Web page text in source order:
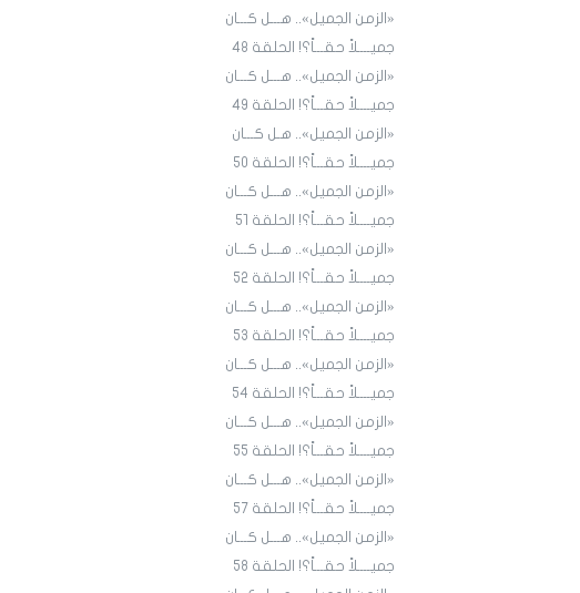
«الزمن الجميل».. هـــل كـــان
جميــــلاً حقـــاً؟! الحلقة ٤٨
«الزمن الجميل».. هـــل كـــان
جميــــلاً حقـــاً؟! الحلقة ٤9
«الزمن الجميل».. هـل كـــان
جميــــلاً حقـــاً؟! الحلقة ٥٠
«الزمن الجميل».. هـــل كـــان
جميــــلاً حقـــاً؟! الحلقة ٥١
«الزمن الجميل».. هـــل كـــان
جميــــلاً حقـــاً؟! الحلقة 52
«الزمن الجميل».. هـــل كـــان
جميــــلاً حقـــاً؟! الحلقة 53
«الزمن الجميل».. هـــل كـــان
جميــــلاً حقـــاً؟! الحلقة 54
«الزمن الجميل».. هـــل كـــان
جميــــلاً حقـــاً؟! الحلقة 55
«الزمن الجميل».. هـــل كـــان
جميــــلاً حقـــاً؟! الحلقة 57
«الزمن الجميل».. هـــل كـــان
جميــــلاً حقـــاً؟! الحلقة 58